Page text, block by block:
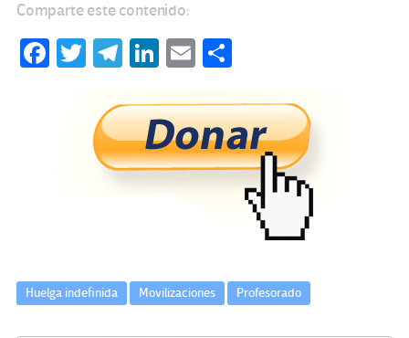
Comparte este contenido:
Fa T
tt
er
Te
gr
a
m
Li
ke
dI
n
E
ail m
p
ar
tir
Huelga indefinida Movilizaciones Profesorado